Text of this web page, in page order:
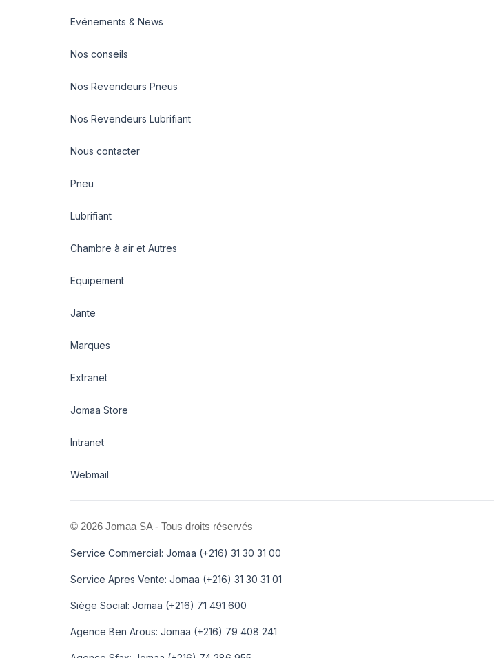
Evénements & News
Nos conseils
Nos Revendeurs Pneus
Nos Revendeurs Lubrifiant
Nous contacter
Pneu
Lubrifiant
Chambre à air et Autres
Equipement
Jante
Marques
Extranet
Jomaa Store
Intranet
Webmail
© 2026 Jomaa SA - Tous droits réservés
Service Commercial: Jomaa (+216) 31 30 31 00
Service Apres Vente: Jomaa (+216) 31 30 31 01
Siège Social: Jomaa (+216) 71 491 600
Agence Ben Arous: Jomaa (+216) 79 408 241